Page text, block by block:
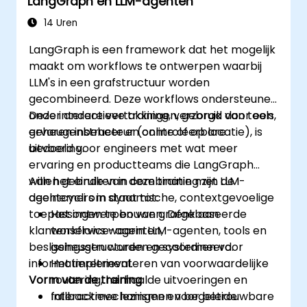
14 Uren
LangGraph is een framework dat het mogelijk
maakt om workflows te ontwerpen waarbij
LLM's in een grafstructuur worden
gecombineerd. Deze workflows ondersteunen
onder andere vertakkingen, gebruik van tools,
geheugenbeheer en controleerbare
uitvoering.
Deze interactieve training, verzorgd door een
ervaren instructeur (online of op locatie), is
bedoeld voor engineers met wat meer
ervaring en productteams die LangGraph
willen gebruiken in combinatie met LLM-
agentcycli om dynamische, contextgevoelige
toepassingen te bouwen. Denk aan
klantenservice-agenten,
beslissingsstructuren en systemen voor
informatieretrieval.
Aan het einde van deze training zijn de
deelnemers in staat tot:
Het ontwerpen van grafgebaseerde
workflows waarin LLM-agenten, tools en
geheugen worden gecoördineerd.
Het implementeren van voorwaardelijke
routering, herhaalde uitvoeringen en
fallbackmechanismen voor betrouwbare
Vorm van de training
Interactieve lezingen en begeleide